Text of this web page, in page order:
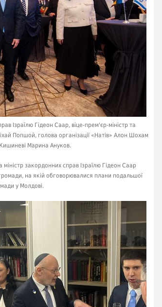
Ізраїлю Гідеон Саар, віце-прем'єр-міністр та
Попшой, голова організації «Натів» Алон Шохам
Марина Ануков.
міністр закордонних справ Ізраїлю Гідеон Саар
громади, на якій обговорювалися плани подальшої
у Молдові.